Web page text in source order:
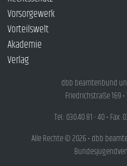
Vorsorgewerk
Vorteilswelt
Akademie
Verlag
dbb beamtenbund
Friedrichstraße 169 •
Tel.: 030.40 81 - 40 • Fax:
Alle Rechte © 2026 • dbb